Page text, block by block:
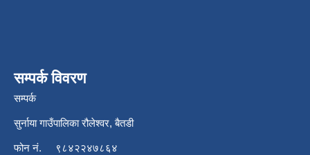
सम्पर्क विवरण
सम्पर्क
सुर्नाया गाउँपालिका रौलेश्वर, बैतडी
फोन नं.
९८४२२४७८६४